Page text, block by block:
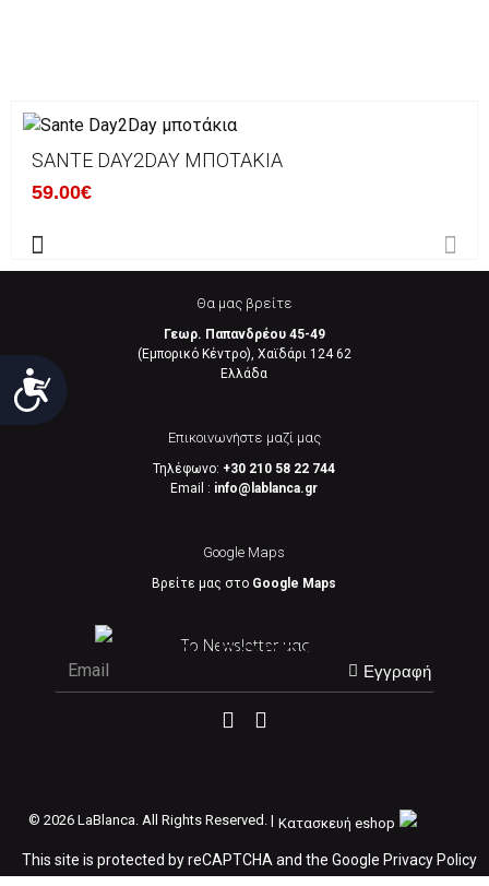
Προσιτότητα
SANTE DAY2DAY ΜΠΟΤΆΚΙΑ
59.00€
Θα μας βρείτε
Γεωρ. Παπανδρέου 45-49
(Εμπορικό Κέντρο), Χαϊδάρι 124 62
Eλλάδα
Επικοινωνήστε μαζί μας
Τηλέφωνο: +30 210 58 22 744
Email : info@lablanca.gr
Google Maps
Βρείτε μας στο Google Maps
Το Newsletter μας
Εγγραφή
© 2026 LaBlanca. All Rights Reserved. | Κατασκευή eshop
This site is protected by reCAPTCHA and the Google Privacy Policy